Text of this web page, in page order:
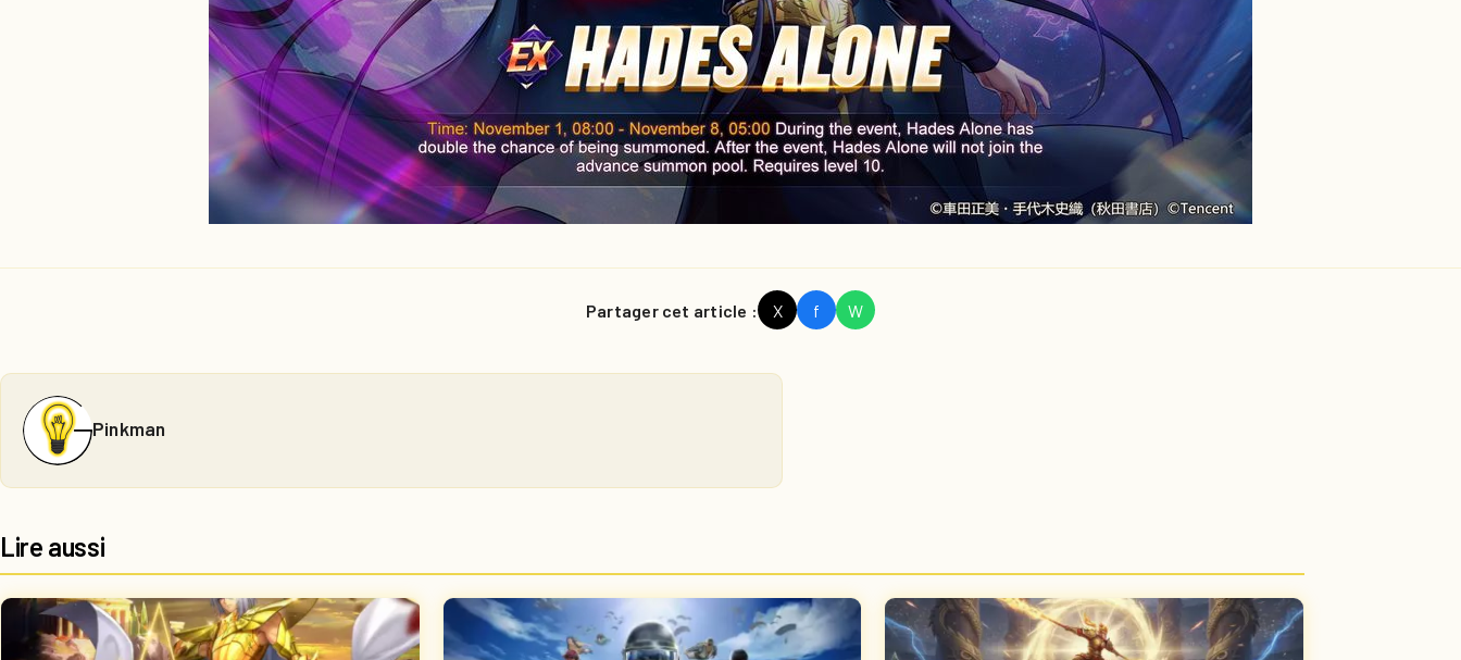
Partager cet article : X f W
Pinkman
Lire aussi